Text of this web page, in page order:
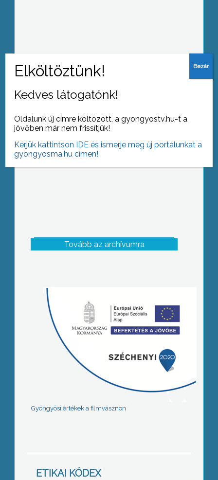
Víz-kvíz
Tovább az archívumra
Gyöngyösi értékek a filmvásznon
ETIKAI KÓDEX
Kedves látogatónk!
Oldalunk új címre költözött, a gyongyostv.hu-t a
jövőben már nem frissítjük!
Kérjük kattintson IDE és ismerje meg új portálunkat a
gyongyosma.hu címen!